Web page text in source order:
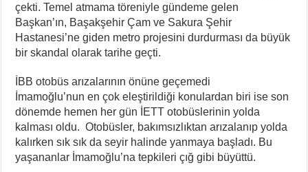
çekti. Temel atmama töreniyle gündeme gelen
Başkan’ın, Başakşehir Çam ve Sakura Şehir
Hastanesi’ne giden metro projesini durdurması da büyük
bir skandal olarak tarihe geçti.
İBB otobüs arızalarının önüne geçemedi
İmamoğlu’nun en çok eleştirildiği konulardan biri ise son
dönemde hemen her gün İETT otobüslerinin yolda
kalması oldu. Otobüsler, bakımsızlıktan arızalanıp yolda
kalırken sık sık da seyir halinde yanmaya başladı. Bu
yaşananlar İmamoğlu’na tepkileri çığ gibi büyüttü.